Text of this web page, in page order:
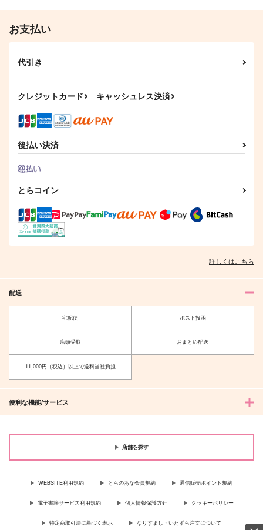
サンプル
作品詳細
お支払い
代引き
クレジットカード キャッシュレス決済
後払い決済
とらコイン
詳しくはこちら
配送
宅配便 ポスト投函
店頭受取 おまとめ配送
11,000円（税込）以上で送料当社負担
便利な機能/サービス
店舗を探す
WEBSITE利用規約 とらのあな会員規約 通信販売ポイント規約
電子書籍サービス利用規約 個人情報保護方針 クッキーポリシー
特定商取引法に基づく表示 なりすまし・いたずら注文について